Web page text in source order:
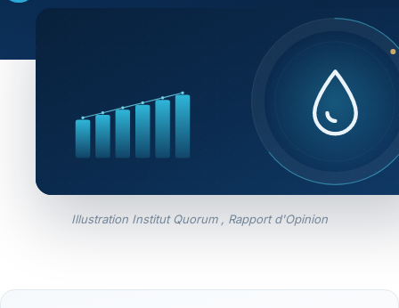
Illustration Institut Quorum , Rapport d'Opinion